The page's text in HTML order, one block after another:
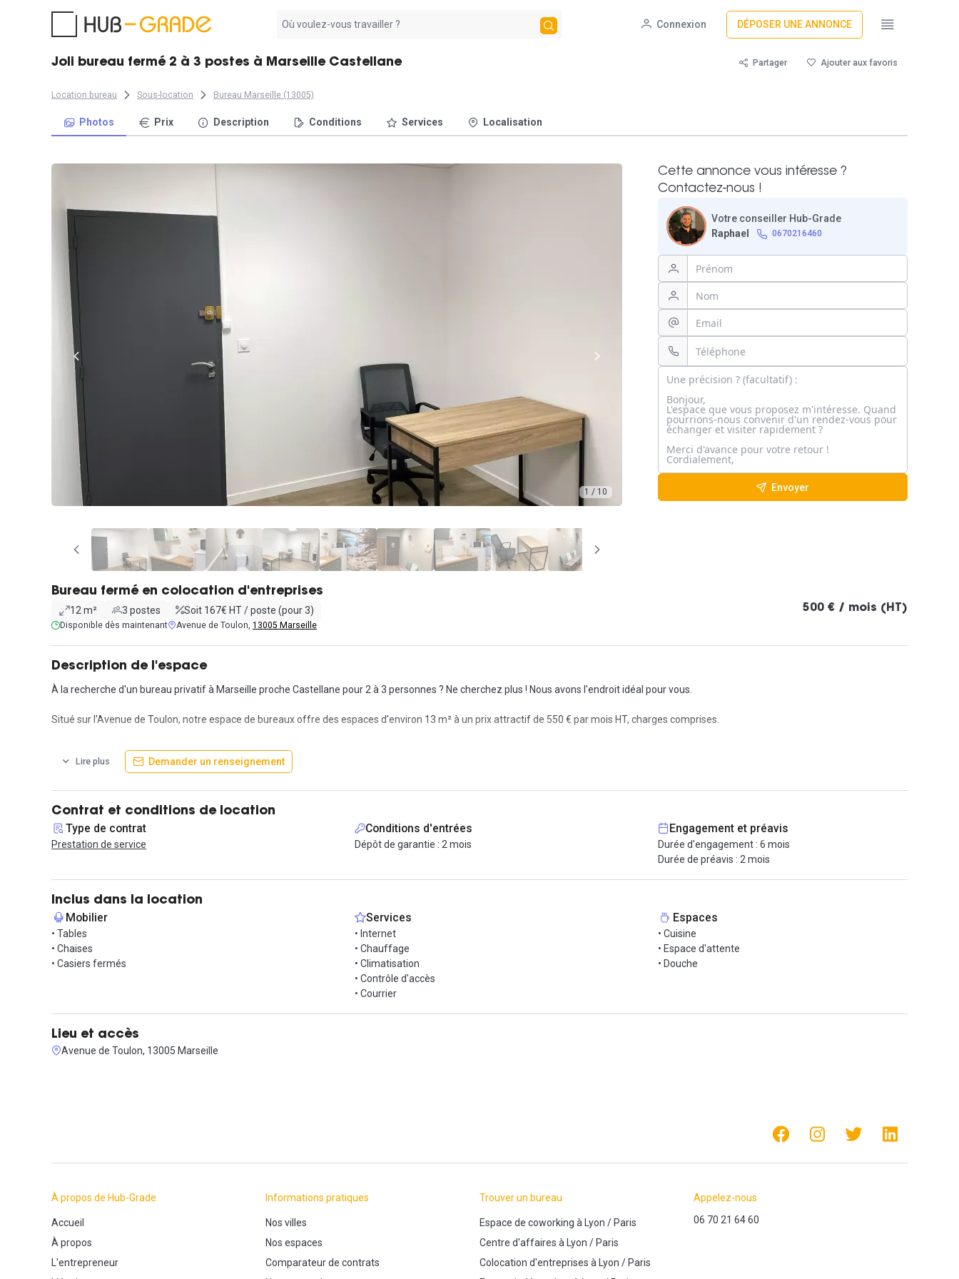
résultat
Connexion DÉPOSER UNE ANNONCE
Joli bureau fermé 2 à 3 postes à Marseille Castellane Partager Ajouter aux favoris
Location bureau Sous-location Bureau Marseille (13005)
Photos Prix Description Conditions Services Localisation
1 / 10
Cette annonce vous intéresse ?
Contactez-nous !
Votre conseiller Hub-Grade
Raphael
0670216460
Envoyer
Bureau fermé en colocation d'entreprises
12 m² 3 postes Soit 167€ HT / poste (pour 3)
Disponible dès maintenant Avenue de Toulon, 13005 Marseille
500 € / mois (HT)
Description de l'espace
À la recherche d'un bureau privatif à Marseille proche Castellane pour 2 à 3 personnes ? Ne cherchez plus ! Nous avons l'endroit idéal pour vous.
Situé sur l'Avenue de Toulon, notre espace de bureaux offre des espaces d'environ 13 m² à un prix attractif de 550 € par mois HT, charges comprises.
Les bureaux privés sont entièrement équipés avec du mobilier moderne, vous permettant de vous installer et de commencer à travailler immédiatement. De plus, vous aurez accès à une
cuisine équipée, une salle de bain et un espace d'accueil pour recevoir vos clients et partenaires professionnels.
Nous fournissons également une connexion Internet en WiFi haut débit. De plus, la climatisation réversible vous garantira un environnement confortable tout au long de l'année.
En tant que locataire, vous bénéficierez également de services supplémentaires tels que la réception du courrier, vous permettant de gérer vos correspondances efficacement.
Dans chacune des pièces :
Réglage de l'intensité de l'éclairage et de la température,
Ouverture de porte à distance,
1 point d'eau.
Lire plus Demander un renseignement
Contrat et conditions de location
Type de contrat
Prestation de service
Conditions d'entrées
Dépôt de garantie : 2 mois
Engagement et préavis
Durée d'engagement : 6 mois
Durée de préavis : 2 mois
Inclus dans la location
Mobilier
• Tables
• Chaises
• Casiers fermés
Services
• Internet
• Chauffage
• Climatisation
• Contrôle d'accès
• Courrier
Espaces
• Cuisine
• Espace d'attente
• Douche
Lieu et accès
Avenue de Toulon, 13005 Marseille
À propos de Hub-Grade
Accueil
À propos
L'entrepreneur
Informations pratiques
Nos villes
Nos espaces
Comparateur de contrats
Trouver un bureau
Espace de coworking à Lyon /Paris
Centre d'affaires à Lyon /Paris
Colocation d'entreprises à Lyon /Paris
Appelez-nous
06 70 21 64 60